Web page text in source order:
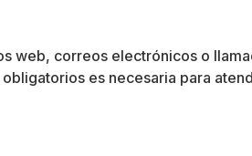
web, correos electrónicos o
es necesaria para